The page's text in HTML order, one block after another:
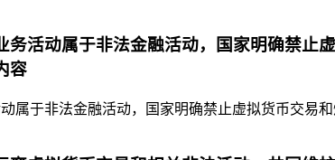
活动属于非法金融活动，国家明确禁止
容
属于非法金融活动，国家明确禁止虚拟货币交易